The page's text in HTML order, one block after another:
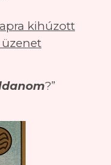
kihúzott
üzenet
?”